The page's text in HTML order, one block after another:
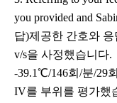
you provided and
답)제공한 간호와
v/s을 사정했습니다.
-39.1℃/146회/분/29
IV를 부위를 평가했